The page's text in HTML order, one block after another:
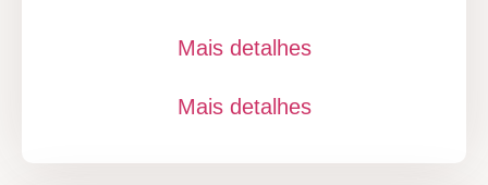
Mais detalhes
Mais detalhes